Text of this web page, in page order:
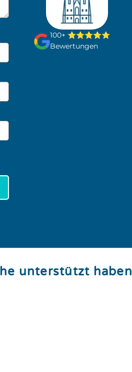
100+ ⭐⭐⭐⭐⭐
Bewertungen
unterstützt haben